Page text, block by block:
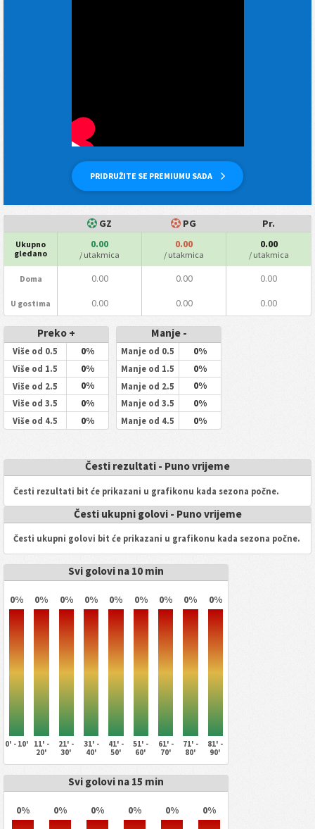
PRIDRUŽITE SE PREMIUMU SADA
GZ PG Pr.
Ukupno
gledano
0.00
/ utakmica
0.00
/ utakmica
0.00
/ utakmica
Doma 0.00 0.00 0.00
U gostima 0.00 0.00 0.00
Preko +
Više od 0.5 0%
Više od 1.5 0%
Više od 2.5 0%
Više od 3.5 0%
Više od 4.5 0%
Manje -
Manje od 0.5 0%
Manje od 1.5 0%
Manje od 2.5 0%
Manje od 3.5 0%
Manje od 4.5 0%
Česti rezultati - Puno vrijeme
Česti rezultati bit će prikazani u grafikonu kada sezona počne.
Česti ukupni golovi - Puno vrijeme
Česti ukupni golovi bit će prikazani u grafikonu kada sezona počne.
Svi golovi na 10 min
0% 0% 0% 0% 0% 0% 0% 0% 0%
0' - 10'
11' -
20'
21' -
30'
31' -
40'
41' -
50'
51' -
60'
61' -
70'
71' -
80'
81' -
90'
Svi golovi na 15 min
0% 0% 0% 0% 0% 0%